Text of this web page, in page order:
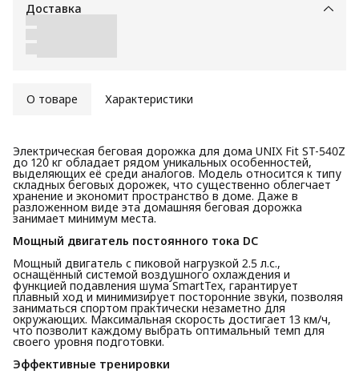
Доставка
О товаре Характеристики
Электрическая беговая дорожка для дома UNIX Fit ST-540Z
до 120 кг обладает рядом уникальных особенностей,
выделяющих её среди аналогов. Модель относится к типу
складных беговых дорожек, что существенно облегчает
хранение и экономит пространство в доме. Даже в
разложенном виде эта домашняя беговая дорожка
занимает минимум места.
Мощный двигатель постоянного тока DC
Мощный двигатель с пиковой нагрузкой 2.5 л.с.,
оснащённый системой воздушного охлаждения и
функцией подавления шума SmartTex, гарантирует
плавный ход и минимизирует посторонние звуки, позволяя
заниматься спортом практически незаметно для
окружающих. Максимальная скорость достигает 13 км/ч,
что позволит каждому выбрать оптимальный темп для
своего уровня подготовки.
Эффективные тренировки